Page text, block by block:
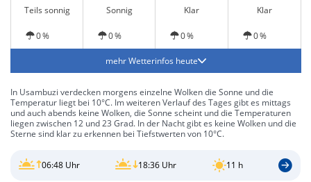
Teils sonnig
Sonnig Klar Klar
0 % 0 % 0 % 0 %
mehr Wetterinfos heute
In Usambuzi verdecken morgens einzelne Wolken die Sonne und die
Temperatur liegt bei 10°C. Im weiteren Verlauf des Tages gibt es mittags
und auch abends keine Wolken, die Sonne scheint und die Temperaturen
liegen zwischen 12 und 23 Grad. In der Nacht gibt es keine Wolken und die
Sterne sind klar zu erkennen bei Tiefstwerten von 10°C.
06:48 Uhr 18:36 Uhr 11 h